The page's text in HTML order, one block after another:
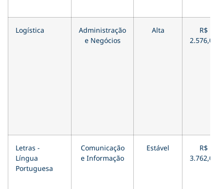
Logística
Administração
e Negócios
Alta
R$
2.576,00
Letras -
Língua
Portuguesa
Comunicação
e Informação
Estável
R$
3.762,00